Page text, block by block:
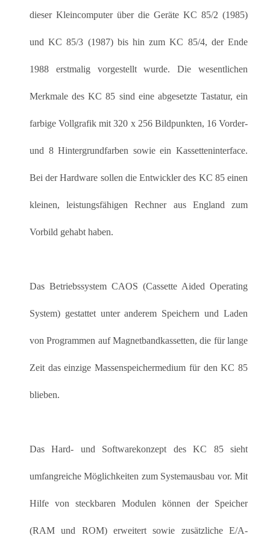
dieser Kleincomputer über die Geräte KC 85/2 (1985)
und KC 85/3 (1987) bis hin zum KC 85/4, der Ende
1988 erstmalig vorgestellt wurde. Die wesentlichen
Merkmale des KC 85 sind eine abgesetzte Tastatur, ein
farbige Vollgrafik mit 320 x 256 Bildpunkten, 16 Vorder-
und 8 Hintergrundfarben sowie ein Kassetteninterface.
Bei der Hardware sollen die Entwickler des KC 85 einen
kleinen, leistungsfähigen Rechner aus England zum
Vorbild gehabt haben.
Das Betriebssystem CAOS (Cassette Aided Operating
System) gestattet unter anderem Speichern und Laden
von Programmen auf Magnetbandkassetten, die für lange
Zeit das einzige Massenspeichermedium für den KC 85
blieben.
Das Hard- und Softwarekonzept des KC 85 sieht
umfangreiche Möglichkeiten zum Systemausbau vor. Mit
Hilfe von steckbaren Modulen können der Speicher
(RAM und ROM) erweitert sowie zusätzliche E/A-